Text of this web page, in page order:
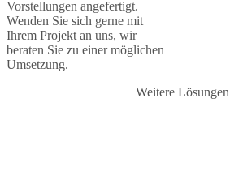
Vorstellungen angefertigt.
Wenden Sie sich gerne mit
Ihrem Projekt an uns, wir
beraten Sie zu einer möglichen
Umsetzung.
Weitere Lösungen